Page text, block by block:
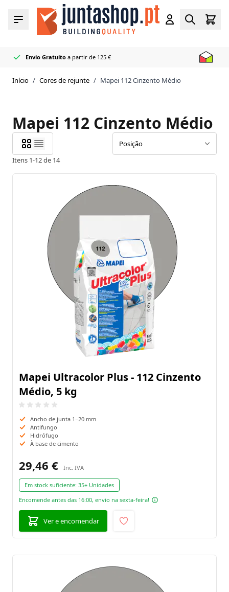
Ir para o Conteúdo
Envio Gratuito a partir de 125 €
RevendedorOficial Mapei
+50 cores em stock
Entrega rápida
Início / Cores de rejunte / Mapei 112 Cinzento Médio
Mapei 112 Cinzento Médio
Itens 1-12de 14
Mapei Ultracolor Plus - 112 Cinzento
Médio, 5 kg
Ancho de junta 1–20 mm
Antifungo
Hidrófugo
À base de cimento
29,46 €
Em stock suficiente: 35+ Unidades
Encomende antes das 16:00, envio na sexta-feira!
Ver e encomendar